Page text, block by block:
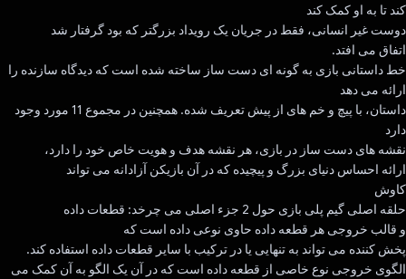
کند تا به او کمک کند
دوست غیر انسانی، فقط در جریان یک رویداد بزرگتر که بود گرفتار شد
اتفاق می افتد.
خط داستانی بازی به گونه ای دست ساز ساخته شده است که دیدگاه سازنده را
ارائه می دهد
داستان، با پیچ و خم های از پیش تعریف شده. همچنین در مجموع 11 مورد وجود
دارد
نقشه های دست ساز در بازی، هر نقشه هدف و هویت خاص خود را دارد،
ارائه احساس دنیای بزرگ و پیچیده که در آن بازیکن آزادانه می تواند
کاوش
حلقه اصلی گیم پلی بازی حول 2 جزء اصلی می چرخد: قطعات داده
و قالب خروجی هر قطعه داده حاوی نوعی داده است که
پخش کننده می تواند به تنهایی یا در ترکیب با سایر قطعات داده استفاده کند.
الگوی خروجی نوع خاصی از قطعه داده است که در آن یک الگو به آن کمک می